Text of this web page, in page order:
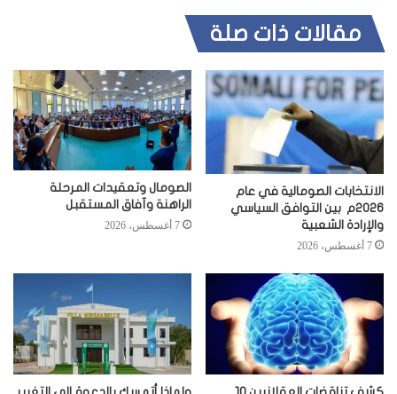
مقالات ذات صلة
الانتخابات الصومالية في عام
2026م بين التوافق السياسي
والإرادة الشعبية
7 أغسطس، 2026
الصومال وتعقيدات المرحلة
الراهنة وآفاق المستقبل
7 أغسطس، 2026
كشف تناقضات العقلانيين 10 ولماذا أتمسك بالدعوة إلى التغيير